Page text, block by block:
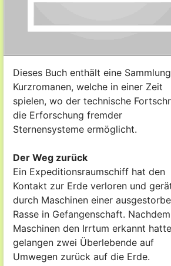
Dieses Buch enthält eine
Kurzromanen, welche in einer Zeit
spielen, wo der technische
die Erforschung fremder
Sternensysteme ermöglicht.
Der Weg zurück
Ein Expeditionsraumschiff hat den
Kontakt zur Erde verloren und
durch Maschinen einer
Rasse in Gefangenschaft.
Maschinen den Irrtum erkannt
gelangen zwei Überlebende auf
Umwegen zurück auf die Erde.